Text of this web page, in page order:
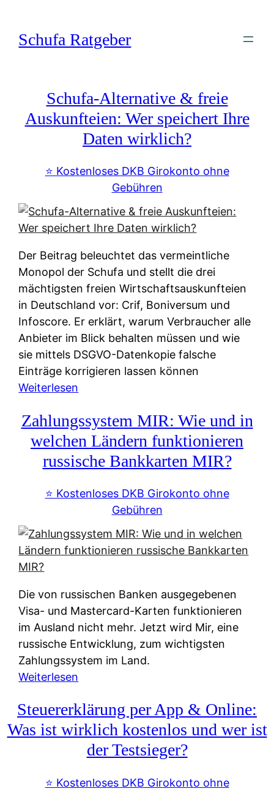
springen
Schufa Ratgeber
Schufa-Alternative & freie
Auskunfteien: Wer speichert Ihre
Daten wirklich?
⭐️ Kostenloses DKB Girokonto ohne
Gebühren
Der Beitrag beleuchtet das vermeintliche
Monopol der Schufa und stellt die drei
mächtigsten freien Wirtschaftsauskunfteien
in Deutschland vor: Crif, Boniversum und
Infoscore. Er erklärt, warum Verbraucher alle
Anbieter im Blick behalten müssen und wie
sie mittels DSGVO-Datenkopie falsche
Einträge korrigieren lassen können
Weiterlesen
c
h
u
f
-
l
t
n
a
t
i
v
e
&
f
r
e
Zahlungssystem MIR: Wie und in
welchen Ländern funktionieren
russische Bankkarten MIR?
⭐️ Kostenloses DKB Girokonto ohne
Gebühren
Die von russischen Banken ausgegebenen
Visa- und Mastercard-Karten funktionieren
im Ausland nicht mehr. Jetzt wird Mir, eine
russische Entwicklung, zum wichtigsten
Zahlungssystem im Land.
Weiterlesen
a
h
Steuererklärung per App & Online:
Was ist wirklich kostenlos und wer ist
der Testsieger?
⭐️ Kostenloses DKB Girokonto ohne